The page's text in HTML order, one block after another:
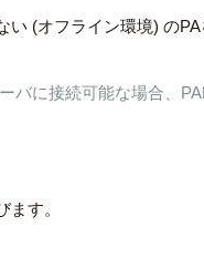
(オフライン環境) の
バに接続可能な場合、
ます。